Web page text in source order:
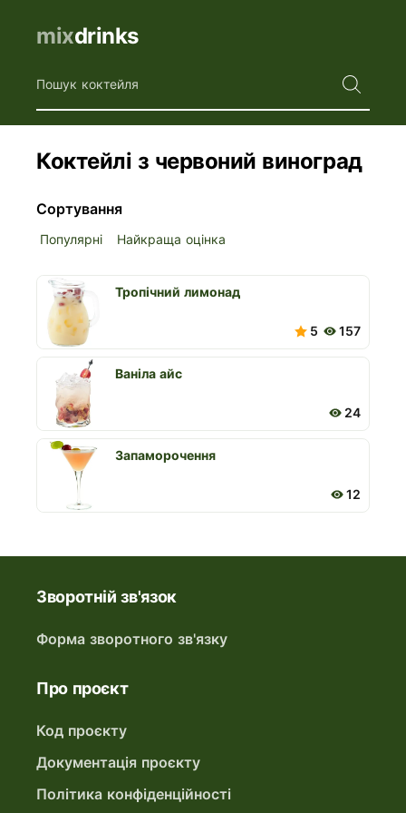
mixdrinks
Пошук коктейля
Коктейлі з червоний виноград
Сортування
Популярні Найкраща оцінка
5 157
Тропічний лимонад
24
Ваніла айс
12
Запаморочення
Зворотній зв'язок
Форма зворотного зв'язку
Про проєкт
Код проєкту
Документація проєкту
Політика конфіденційності